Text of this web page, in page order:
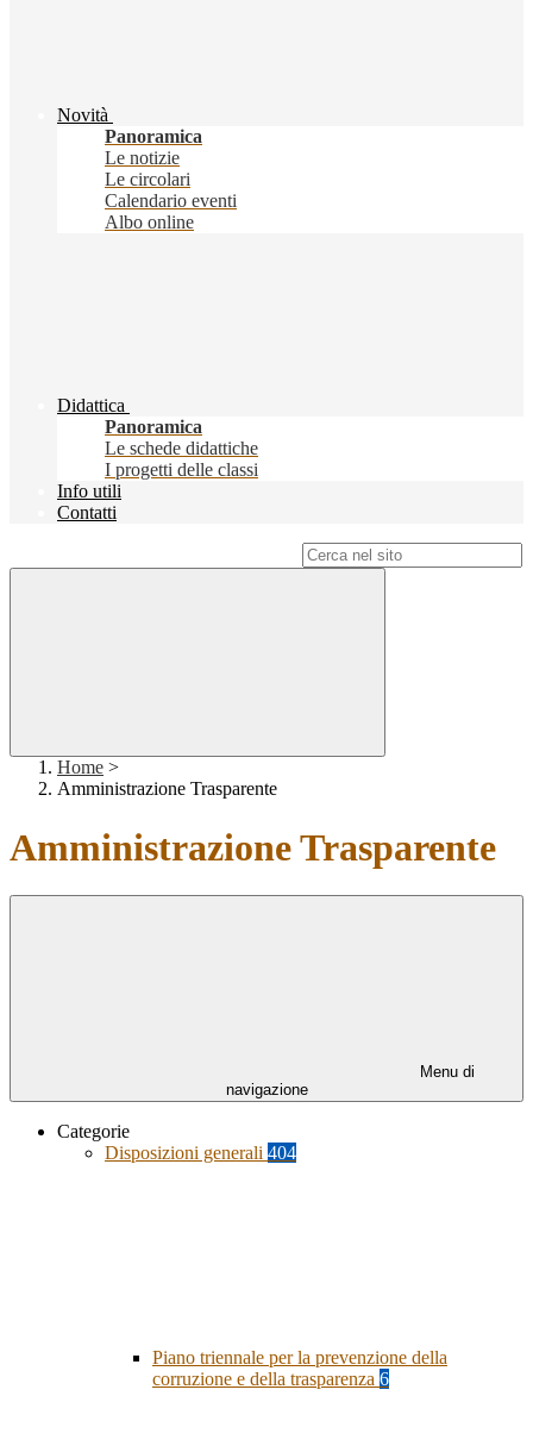
Novità
Panoramica
Le notizie
Le circolari
Calendario eventi
Albo online
Didattica
Panoramica
Le schede didattiche
I progetti delle classi
Info utili
Contatti
Home >
Amministrazione Trasparente
Amministrazione Trasparente
Menu di
navigazione
Categorie
Disposizioni generali 404
Piano triennale per la prevenzione della
corruzione e della trasparenza 6